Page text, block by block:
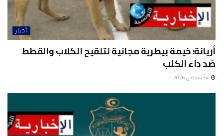
أخبار
أريانة: خيمة بيطرية مجانية لتلقيح الكلاب والقطط
ضد داء الكلب